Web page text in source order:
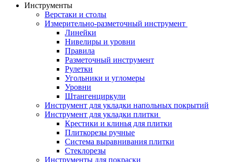
Инструменты
Верстаки и столы
Измерительно-разметочный инструмент
Линейки
Нивелиры и уровни
Правила
Разметочный инструмент
Рулетки
Угольники и угломеры
Уровни
Штангенциркули
Инструмент для укладки напольных покрытий
Инструмент для укладки плитки
Крестики и клинья для плитки
Плиткорезы ручные
Система выравнивания плитки
Стеклорезы
Инструменты для покраски